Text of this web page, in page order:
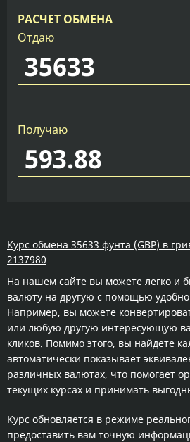
РАСЧЕТ ОБМЕНА
Отдаю
Получаю
Курс обмена 35633 фунта (GBP) в
2137980
На нашем сайте вы можете легко и
валюту на другую с помощью
Например, вы можете
или любую другую интересующую
кликов. Помимо этого, вы найдете
автоматически показывает
различных валютах, что помогает
текущих курсах и принимать
Курс обновляется в режиме
предоставить вам точную